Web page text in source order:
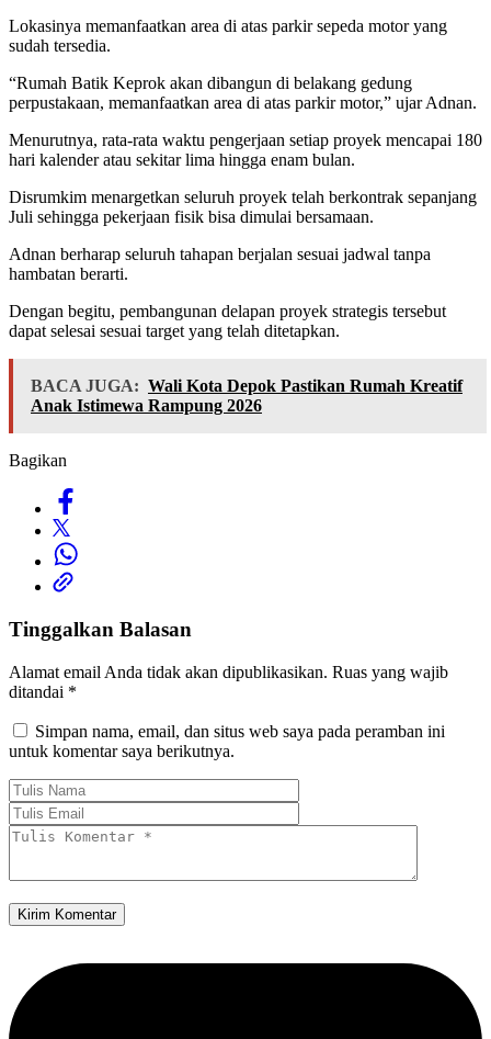
Lokasinya memanfaatkan area di atas parkir sepeda motor yang
sudah tersedia.
“Rumah Batik Keprok akan dibangun di belakang gedung
perpustakaan, memanfaatkan area di atas parkir motor,” ujar Adnan.
Menurutnya, rata-rata waktu pengerjaan setiap proyek mencapai 180
hari kalender atau sekitar lima hingga enam bulan.
Disrumkim menargetkan seluruh proyek telah berkontrak sepanjang
Juli sehingga pekerjaan fisik bisa dimulai bersamaan.
Adnan berharap seluruh tahapan berjalan sesuai jadwal tanpa
hambatan berarti.
Dengan begitu, pembangunan delapan proyek strategis tersebut
dapat selesai sesuai target yang telah ditetapkan.
BACA JUGA: Wali Kota Depok Pastikan Rumah Kreatif
Anak Istimewa Rampung 2026
Bagikan
Tinggalkan Balasan
Alamat email Anda tidak akan dipublikasikan. Ruas yang wajib
ditandai *
Simpan nama, email, dan situs web saya pada peramban ini
untuk komentar saya berikutnya.